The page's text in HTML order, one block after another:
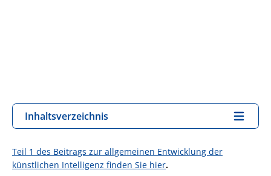
Inhaltsverzeichnis
Teil 1 des Beitrags zur allgemeinen Entwicklung der
künstlichen Intelligenz finden Sie hier.